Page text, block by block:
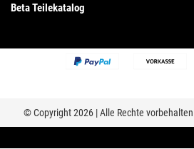
Beta Teilekatalog
© Copyright 2026 | Alle Rechte